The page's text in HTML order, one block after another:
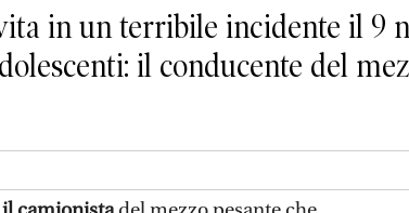
in un terribile incidente il 9
il conducente del